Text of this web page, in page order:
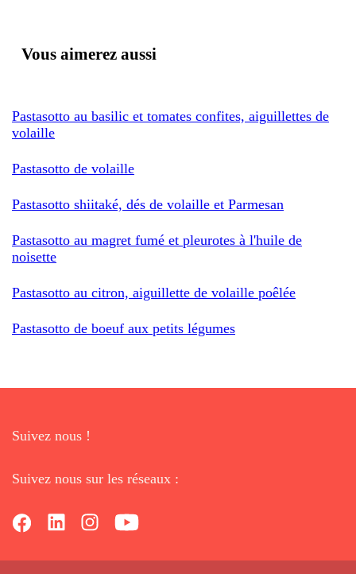
Vous aimerez aussi
Pastasotto au basilic et tomates confites, aiguillettes de
volaille
Pastasotto de volaille
Pastasotto shiitaké, dés de volaille et Parmesan
Pastasotto au magret fumé et pleurotes à l'huile de
noisette
Pastasotto au citron, aiguillette de volaille poêlée
Pastasotto de boeuf aux petits légumes
Suivez nous !
Suivez nous sur les réseaux :